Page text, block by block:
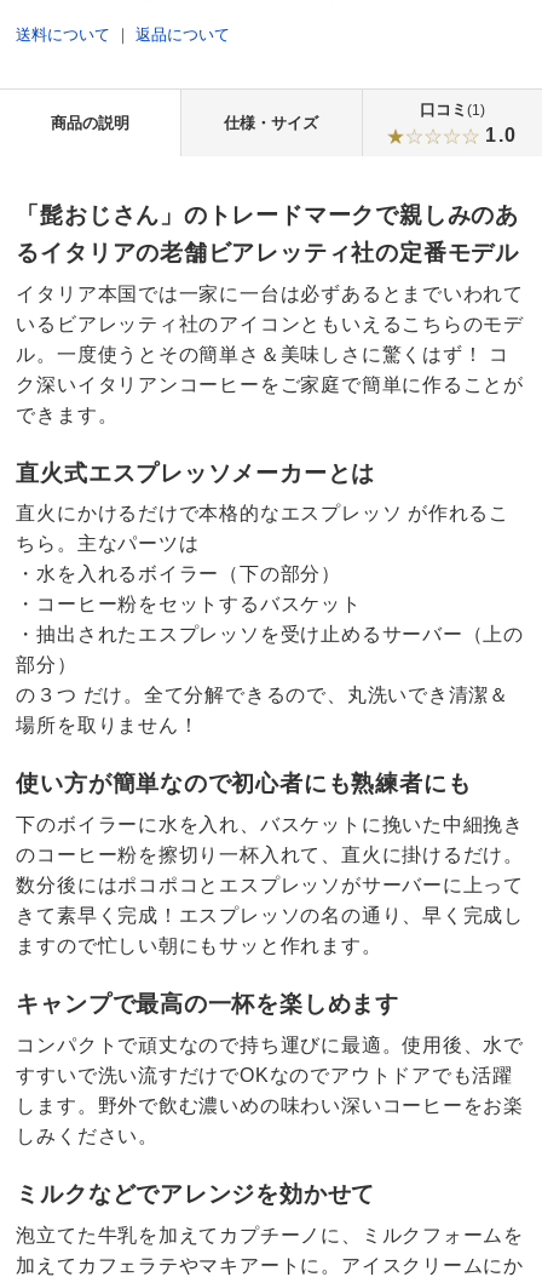
送料について ｜返品について
商品の説明 仕様・サイズ
口コミ (1)
1.0
「髭おじさん」のトレードマークで親しみのあ
るイタリアの老舗ビアレッティ社の定番モデル
イタリア本国では一家に一台は必ずあるとまでいわれて
いるビアレッティ社のアイコンともいえるこちらのモデ
ル。一度使うとその簡単さ＆美味しさに驚くはず！ コ
ク深いイタリアンコーヒーをご家庭で簡単に作ることが
できます。
直火式エスプレッソメーカーとは
直火にかけるだけで本格的なエスプレッソ が作れるこ
ちら。主なパーツは
・水を入れるボイラー（下の部分）
・コーヒー粉をセットするバスケット
・抽出されたエスプレッソを受け止めるサーバー（上の
部分）
の３つ だけ。全て分解できるので、丸洗いでき清潔＆
場所を取りません！
使い方が簡単なので初心者にも熟練者にも
下のボイラーに水を入れ、バスケットに挽いた中細挽き
のコーヒー粉を擦切り一杯入れて、直火に掛けるだけ。
数分後にはポコポコとエスプレッソがサーバーに上って
きて素早く完成！エスプレッソの名の通り、早く完成し
ますので忙しい朝にもサッと作れます。
キャンプで最高の一杯を楽しめます
コンパクトで頑丈なので持ち運びに最適。使用後、水で
すすいで洗い流すだけでOKなのでアウトドアでも活躍
します。野外で飲む濃いめの味わい深いコーヒーをお楽
しみください。
ミルクなどでアレンジを効かせて
泡立てた牛乳を加えてカプチーノに、ミルクフォームを
加えてカフェラテやマキアートに。アイスクリームにか